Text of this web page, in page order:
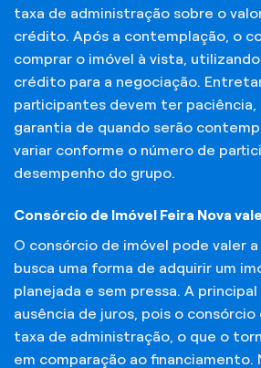
taxa de administração sobre o
crédito. Após a contemplação, o
comprar o imóvel à vista,
crédito para a negociação.
participantes devem ter paciência,
garantia de quando serão
variar conforme o número de
desempenho do grupo.
Consórcio de Imóvel Feira Nova
O consórcio de imóvel pode valer
busca uma forma de adquirir um
planejada e sem pressa. A
ausência de juros, pois o consórcio
taxa de administração, o que o
em comparação ao financiamento.